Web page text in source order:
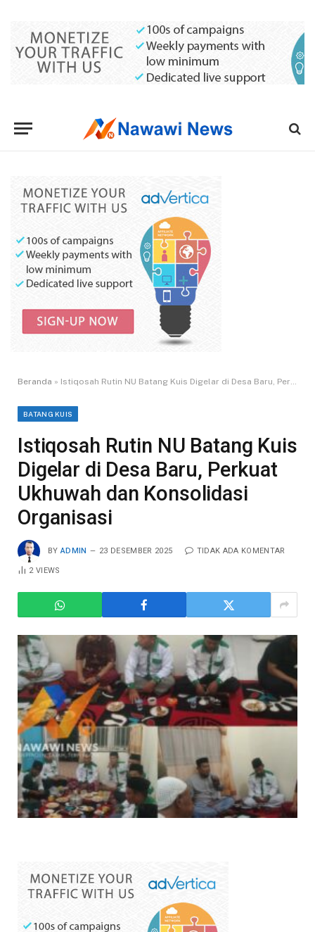
Beranda » Istiqosah Rutin NU Batang Kuis Digelar di Desa Baru, Perkuat Ukhuwah dan Konsolidasi Organisasi
BATANG KUIS
Istiqosah Rutin NU Batang Kuis
Digelar di Desa Baru, Perkuat
Ukhuwah dan Konsolidasi
Organisasi
BY ADMIN 23 DESEMBER 2025 TIDAK ADA KOMENTAR
2VIEWS